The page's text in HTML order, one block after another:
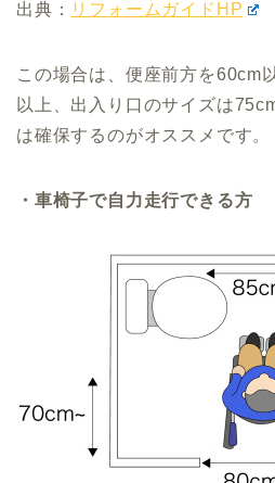
出典： リフォームガイドHP
この場合は、便座前方を60cm
以上、出入り口のサイズは
は確保するのがオススメです。
・車椅子で自力走行できる方